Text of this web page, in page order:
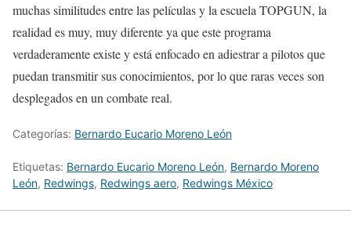
muchas similitudes entre las películas y la escuela TOPGUN, la
realidad es muy, muy diferente ya que este programa
verdaderamente existe y está enfocado en adiestrar a pilotos que
puedan transmitir sus conocimientos, por lo que raras veces son
desplegados en un combate real.
Categorías: Bernardo Eucario Moreno León
Etiquetas: Bernardo Eucario Moreno León, Bernardo Moreno
León, Redwings, Redwings aero, Redwings México